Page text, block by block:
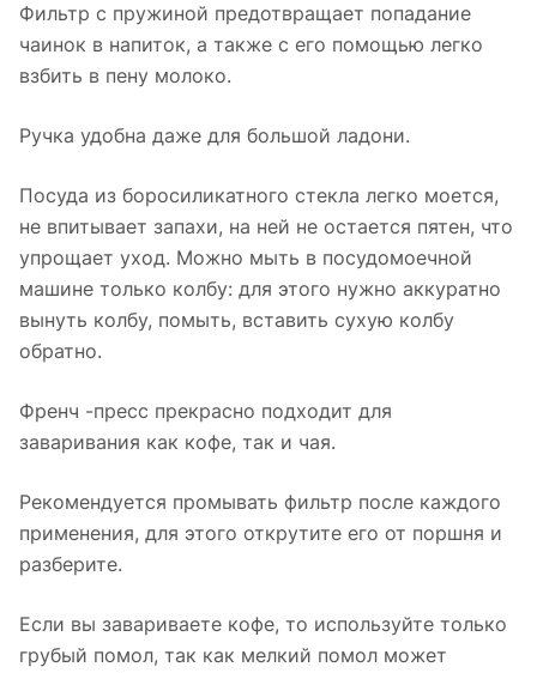
Фильтр с пружиной предотвращает попадание
чаинок в напиток, а также с его помощью легко
взбить в пену молоко.
Ручка удобна даже для большой ладони.
Посуда из боросиликатного стекла легко моется,
не впитывает запахи, на ней не остается пятен, что
упрощает уход. Можно мыть в посудомоечной
машине только колбу: для этого нужно аккуратно
вынуть колбу, помыть, вставить сухую колбу
обратно.
Френч -пресс прекрасно подходит для
заваривания как кофе, так и чая.
Рекомендуется промывать фильтр после каждого
применения, для этого открутите его от поршня и
разберите.
Если вы завариваете кофе, то используйте только
грубый помол, так как мелкий помол может